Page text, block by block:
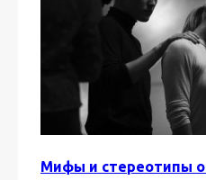
Мифы и стереотипы о